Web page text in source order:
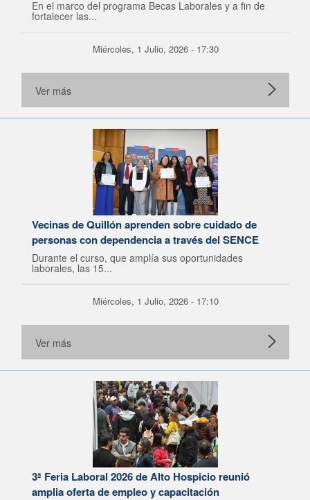
En el marco del programa Becas Laborales y a fin de
fortalecer las...
Miércoles, 1 Julio, 2026 - 17:30
Ver más
Vecinas de Quillón aprenden sobre cuidado de
personas con dependencia a través del SENCE
Durante el curso, que amplía sus oportunidades
laborales, las 15...
Miércoles, 1 Julio, 2026 - 17:10
Ver más
3ª Feria Laboral 2026 de Alto Hospicio reunió
amplia oferta de empleo y capacitación